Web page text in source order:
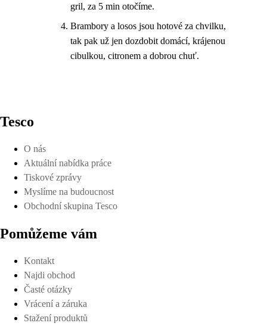
gril, za 5 min otočíme.
Brambory a losos jsou hotové za chvilku,
tak pak už jen dozdobit domácí, krájenou
cibulkou, citronem a dobrou chuť.
Tesco
O nás
Aktuální nabídka práce
Tiskové zprávy
Myslíme na budoucnost
Obchodní skupina Tesco
Pomůžeme vám
Kontakt
Najdi obchod
Časté otázky
Vrácení a záruka
Stažení produktů